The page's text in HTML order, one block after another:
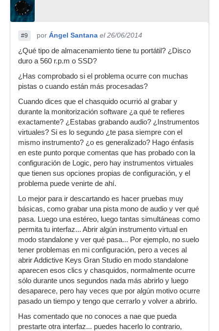
#9 por Ángel Santana el 26/06/2014
¿Qué tipo de almacenamiento tiene tu portátil? ¿Disco
duro a 560 r.p.m o SSD?
¿Has comprobado si el problema ocurre con muchas
pistas o cuando están más procesadas?
Cuando dices que el chasquido ocurrió al grabar y
durante la monitorización software ¿a qué te refieres
exactamente? ¿Estabas grabando audio? ¿Instrumentos
virtuales? Si es lo segundo ¿te pasa siempre con el
mismo instrumento? ¿o es generalizado? Hago énfasis
en este punto porque comentas que has probado con la
configuración de Logic, pero hay instrumentos virtuales
que tienen sus opciones propias de configuración, y el
problema puede venirte de ahí.
Lo mejor para ir descartando es hacer pruebas muy
básicas, como grabar una pista mono de audio y ver qué
pasa. Luego una estéreo, luego tantas simultáneas como
permita tu interfaz... Abrir algún instrumento virtual en
modo standalone y ver qué pasa... Por ejemplo, no suelo
tener problemas en mi configuración, pero a veces al
abrir Addictive Keys Gran Studio en modo standalone
aparecen esos clics y chasquidos, normalmente ocurre
sólo durante unos segundos nada más abrirlo y luego
desaparece, pero hay veces que por algún motivo ocurre
pasado un tiempo y tengo que cerrarlo y volver a abrirlo.
Has comentado que no conoces a nae que pueda
prestarte otra interfaz... puedes hacerlo lo contrario,